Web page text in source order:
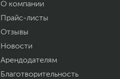
О компании
Прайс-листы
Отзывы
Новости
Арендодателям
Благотворительность